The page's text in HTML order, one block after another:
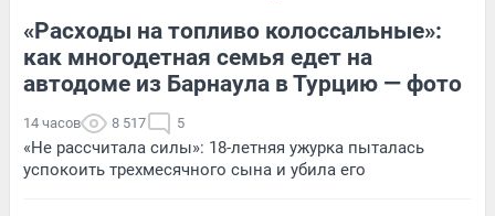
«Расходы на топливо колоссальные»:
как многодетная семья едет на
автодоме из Барнаула в Турцию — фото
14 часов 8 517 5
«Не рассчитала силы»: 18-летняя ужурка пыталась
успокоить трехмесячного сына и убила его